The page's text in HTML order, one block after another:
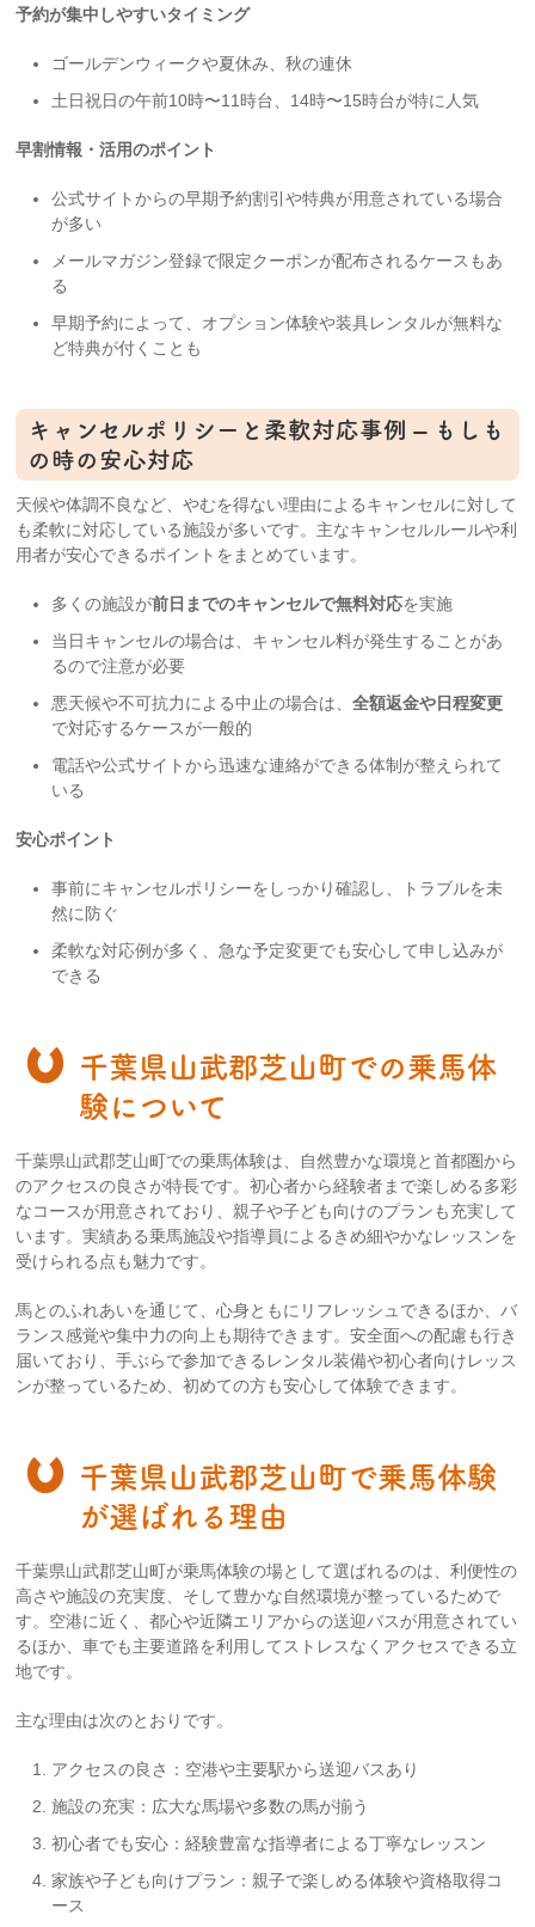
予約が集中しやすいタイミング
ゴールデンウィークや夏休み、秋の連休
土日祝日の午前10時〜11時台、14時〜15時台が特に人気
早割情報・活用のポイント
公式サイトからの早期予約割引や特典が用意されている場合
が多い
メールマガジン登録で限定クーポンが配布されるケースもあ
る
早期予約によって、オプション体験や装具レンタルが無料な
ど特典が付くことも
キャンセルポリシーと柔軟対応事例 – もしも
の時の安心対応
天候や体調不良など、やむを得ない理由によるキャンセルに対して
も柔軟に対応している施設が多いです。主なキャンセルルールや利
用者が安心できるポイントをまとめています。
多くの施設が前日までのキャンセルで無料対応を実施
当日キャンセルの場合は、キャンセル料が発生することがあ
るので注意が必要
悪天候や不可抗力による中止の場合は、全額返金や日程変更
で対応するケースが一般的
電話や公式サイトから迅速な連絡ができる体制が整えられて
いる
安心ポイント
事前にキャンセルポリシーをしっかり確認し、トラブルを未
然に防ぐ
柔軟な対応例が多く、急な予定変更でも安心して申し込みが
できる
千葉県山武郡芝山町での乗馬体
験について
千葉県山武郡芝山町での乗馬体験は、自然豊かな環境と首都圏から
のアクセスの良さが特長です。初心者から経験者まで楽しめる多彩
なコースが用意されており、親子や子ども向けのプランも充実して
います。実績ある乗馬施設や指導員によるきめ細やかなレッスンを
受けられる点も魅力です。
馬とのふれあいを通じて、心身ともにリフレッシュできるほか、バ
ランス感覚や集中力の向上も期待できます。安全面への配慮も行き
届いており、手ぶらで参加できるレンタル装備や初心者向けレッス
ンが整っているため、初めての方も安心して体験できます。
千葉県山武郡芝山町で乗馬体験
が選ばれる理由
千葉県山武郡芝山町が乗馬体験の場として選ばれるのは、利便性の
高さや施設の充実度、そして豊かな自然環境が整っているためで
す。空港に近く、都心や近隣エリアからの送迎バスが用意されてい
るほか、車でも主要道路を利用してストレスなくアクセスできる立
地です。
主な理由は次のとおりです。
アクセスの良さ：空港や主要駅から送迎バスあり
施設の充実：広大な馬場や多数の馬が揃う
初心者でも安心：経験豊富な指導者による丁寧なレッスン
家族や子ども向けプラン：親子で楽しめる体験や資格取得コ
ース